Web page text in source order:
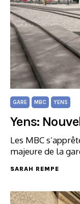
GARE MBC YENS
Yens:
Les MBC
majeure de la
SARAH REMPE